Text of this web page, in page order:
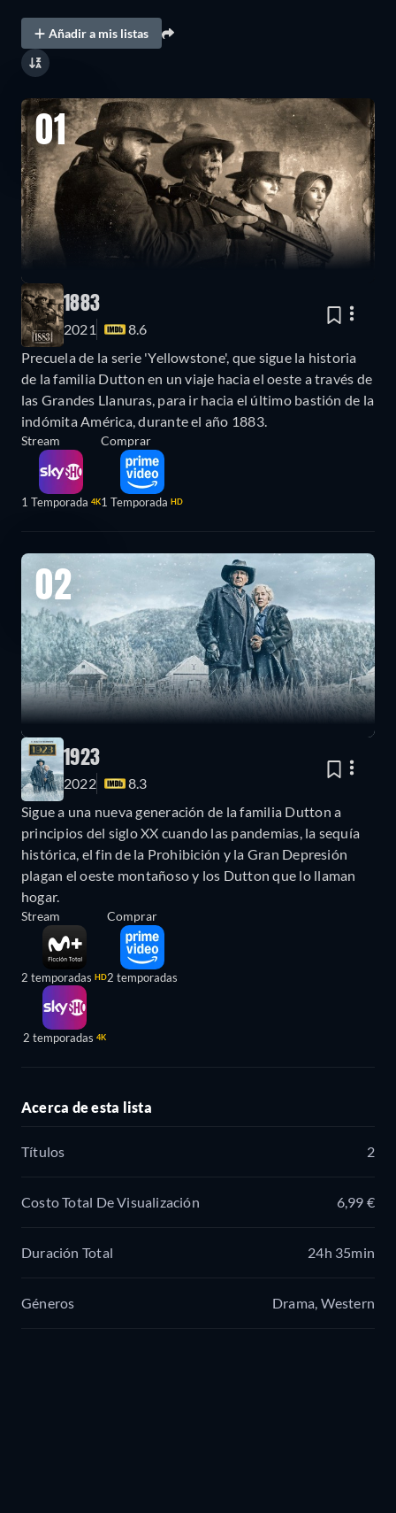
Añadir a mis listas
01
1883
2021
8.6
Precuela de la serie 'Yellowstone', que sigue la historia
de la familia Dutton en un viaje hacia el oeste a través de
las Grandes Llanuras, para ir hacia el último bastión de la
indómita América, durante el año 1883.
Stream
1 Temporada 4K
Comprar
1 Temporada HD
02
1923
2022
8.3
Sigue a una nueva generación de la familia Dutton a
principios del siglo XX cuando las pandemias, la sequía
histórica, el fin de la Prohibición y la Gran Depresión
plagan el oeste montañoso y los Dutton que lo llaman
hogar.
Stream
2 temporadas HD
2 temporadas 4K
Comprar
2 temporadas
Acerca de esta lista
Títulos 2
Costo Total De Visualización 6,99 €
Duración Total 24h 35min
Géneros Drama, Western